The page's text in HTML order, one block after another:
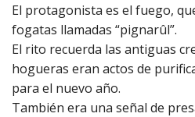
El protagonista es el fuego,
fogatas llamadas “pignarûl”.
El rito recuerda las antiguas
hogueras eran actos de
para el nuevo año.
También era una señal de